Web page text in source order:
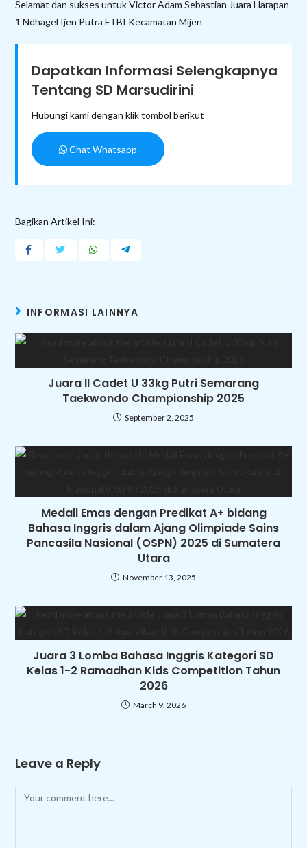
Selamat dan sukses untuk Victor Adam Sebastian Juara Harapan
1 Ndhagel Ijen Putra FTBI Kecamatan Mijen
Dapatkan Informasi Selengkapnya
Tentang SD Marsudirini
Hubungi kami dengan klik tombol berikut
Chat Whatsapp
Bagikan Artikel Ini:
INFORMASI LAINNYA
Juara II Cadet U 33kg Putri Semarang
Taekwondo Championship 2025
September 2, 2025
Medali Emas dengan Predikat A+ bidang
Bahasa Inggris dalam Ajang Olimpiade Sains
Pancasila Nasional (OSPN) 2025 di Sumatera
Utara
November 13, 2025
Juara 3 Lomba Bahasa Inggris Kategori SD
Kelas 1-2 Ramadhan Kids Competition Tahun
2026
March 9, 2026
Leave a Reply
Comment